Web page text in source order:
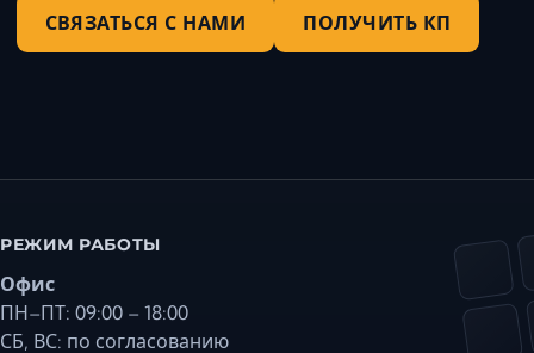
СВЯЗАТЬСЯ С НАМИ ПОЛУЧИТЬ КП
РЕЖИМ РАБОТЫ
Офис
ПН–ПТ: 09:00 – 18:00
СБ, ВС: по согласованию